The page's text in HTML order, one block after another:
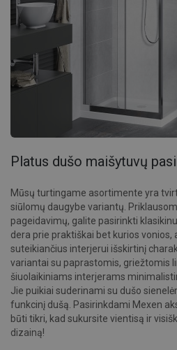
Platus dušo maišytuvų
Mūsų turtingame asortimente yra
siūlomų daugybe variantų.
pageidavimų, galite pasirinkti
dera prie praktiškai bet kurios vonios,
suteikiančius interjerui išskirtinį
variantai su paprastomis, griežtomis
šiuolaikiniams interjerams
Jie puikiai suderinami su dušo
funkcinį dušą. Pasirinkdami Mexen
būti tikri, kad sukursite vientisą ir
dizainą!